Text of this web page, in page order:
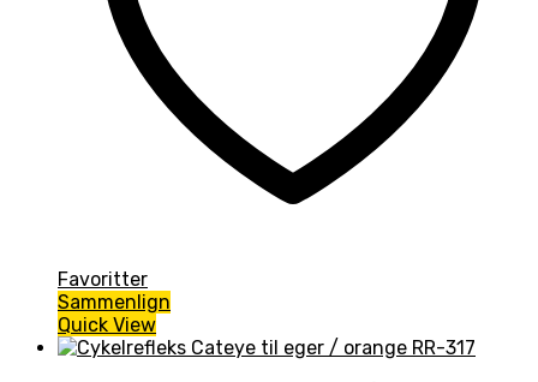
Favoritter
Sammenlign
Quick View